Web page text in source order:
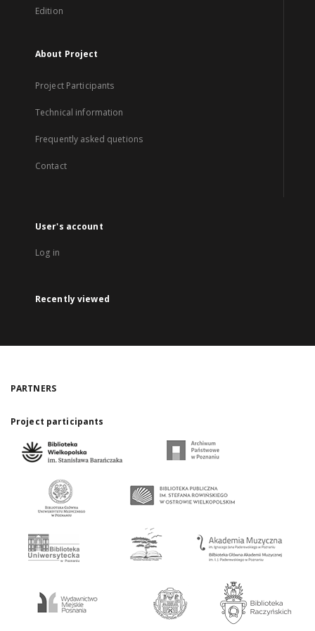
Edition
About Project
Project Participants
Technical information
Frequently asked quetions
Contact
User's account
Log in
Recently viewed
PARTNERS
Project participants